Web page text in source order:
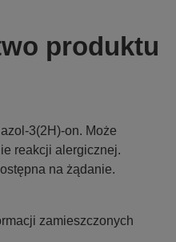
produktu
3(2H)-on. Może
reakcji alergicznej.
na żądanie.
zamieszczonych